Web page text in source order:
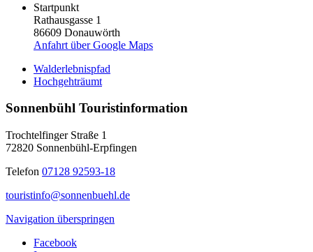
Startpunkt
Rathausgasse 1
86609 Donauwörth
Anfahrt über Google Maps
Walderlebnispfad
Hochgehträumt
Sonnenbühl Touristinformation
Trochtelfinger Straße 1
72820 Sonnenbühl-Erpfingen
Telefon 07128 92593-18
touristinfo@sonnenbuehl.de
Navigation überspringen
Facebook